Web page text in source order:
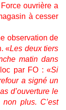
ouvrière a
à cesser
observation de
«Les deux tiers
matin dans
par FO : «Si
a signé un
d’ouverture le
plus. C’est